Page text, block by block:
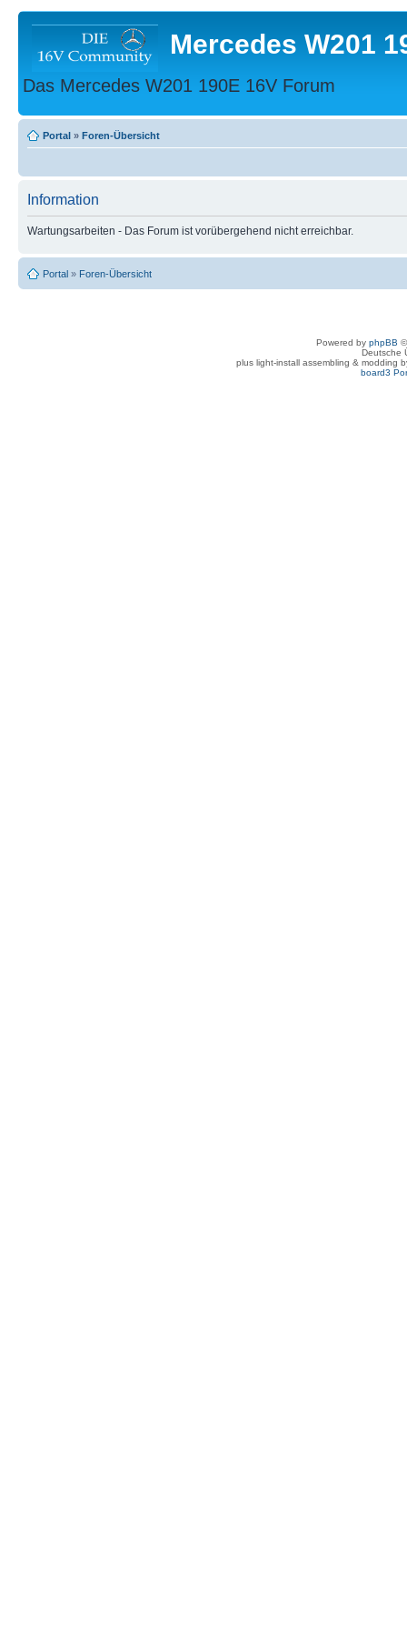
Mercedes W201
Das Mercedes W201 190E 16V Forum
Portal » Foren-Übersicht
Information
Wartungsarbeiten - Das Forum ist vorübergehend nicht erreichbar.
Portal » Foren-Übersicht
Powered by phpBB
Deutsche
plus light-install assembling & modding
board3